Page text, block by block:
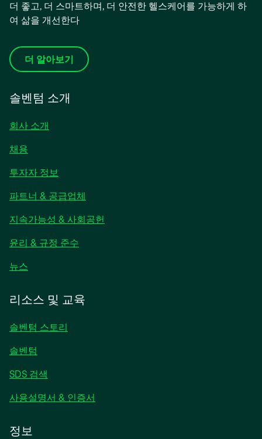
더 좋고, 더 스마트하며, 더 안전한 헬스케어를 가능하게 하
여 삶을 개선한다
더 알아보기
솔벤텀 소개
회사 소개
채용
투자자 정보
에
서
림
파트너 & 공급업체
지속가능성 & 사회공헌
윤리 & 규정 준수
뉴스
에
서
열
림
리소스 및 교육
솔벤텀 스토리
솔벤텀
SDS 검색
사용설명서 & 인증서
정보